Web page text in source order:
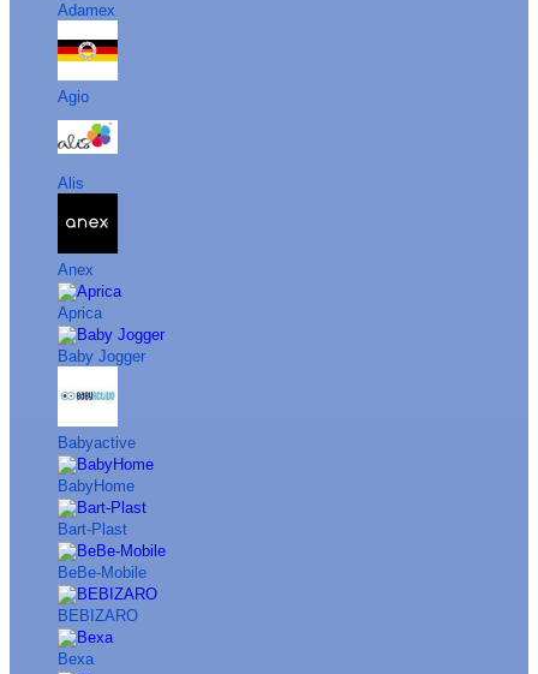
Adamex
Agio
Alis
Anex
Aprica
Baby Jogger
Babyactive
BabyHome
Bart-Plast
BeBe-Mobile
BEBIZARO
Bexa